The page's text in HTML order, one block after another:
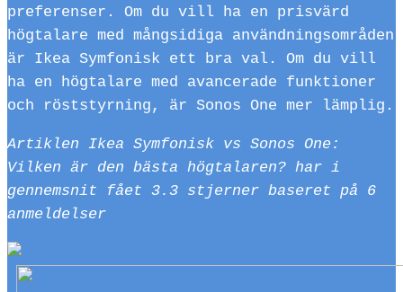
preferenser. Om du vill ha en prisvärd
högtalare med mångsidiga användningsområden
är Ikea Symfonisk ett bra val. Om du vill
ha en högtalare med avancerade funktioner
och röststyrning, är Sonos One mer lämplig.
Artiklen Ikea Symfonisk vs Sonos One:
Vilken är den bästa högtalaren? har i
gennemsnit fået 3.3 stjerner baseret på 6
anmeldelser